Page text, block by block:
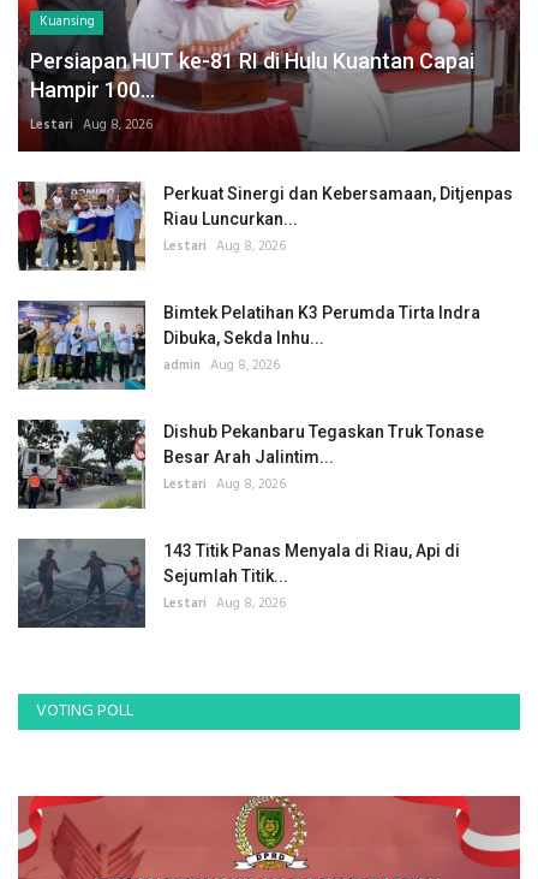
Kuansing
Persiapan HUT ke-81 RI di Hulu Kuantan Capai
Hampir 100...
Lestari Aug 8, 2026
Perkuat Sinergi dan Kebersamaan, Ditjenpas
Riau Luncurkan...
Lestari Aug 8, 2026
Bimtek Pelatihan K3 Perumda Tirta Indra
Dibuka, Sekda Inhu...
admin Aug 8, 2026
Dishub Pekanbaru Tegaskan Truk Tonase
Besar Arah Jalintim...
Lestari Aug 8, 2026
143 Titik Panas Menyala di Riau, Api di
Sejumlah Titik...
Lestari Aug 8, 2026
VOTING POLL